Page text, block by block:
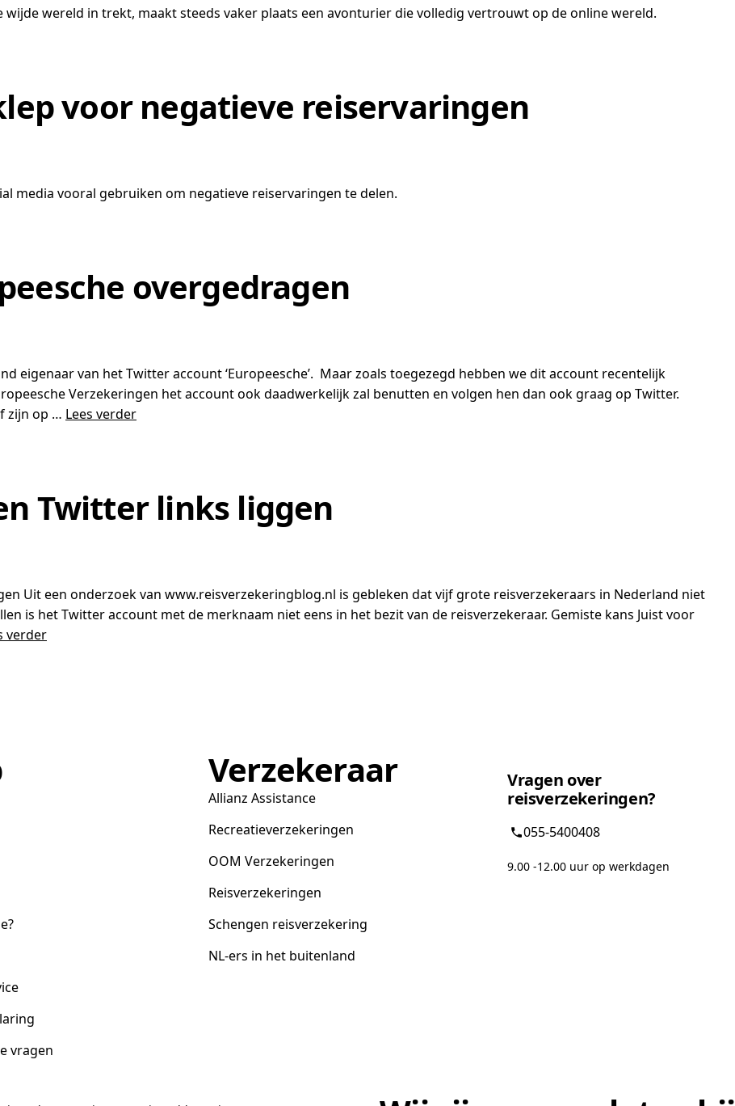
wijde wereld in trekt, maakt steeds vaker plaats een avonturier die volledig vertrouwt op de online wereld.
voor negatieve reiservaringen
media vooral gebruiken om negatieve reiservaringen te delen.
overgedragen
eigenaar van het Twitter account ‘Europeesche’. Maar zoals toegezegd hebben we dit account recentelijk
Verzekeringen het account ook daadwerkelijk zal benutten en volgen hen dan ook graag op Twitter.
zijn op … Lees verder
Twitter links liggen
Uit een onderzoek van www.reisverzekeringblog.nl is gebleken dat vijf grote reisverzekeraars in Nederland niet
is het Twitter account met de merknaam niet eens in het bezit van de reisverzekeraar. Gemiste kans Juist voor
verder
vragen
Verzekeraar
Allianz Assistance
Recreatieverzekeringen
OOM Verzekeringen
Reisverzekeringen
Schengen reisverzekering
NL-ers in het buitenland
Vragen over
reisverzekeringen?
055-5400408
9.00 -12.00 uur op werkdagen